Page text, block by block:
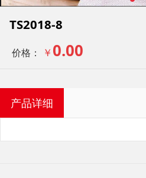
TS2018-8
价格： ￥ 0.00
产品详细